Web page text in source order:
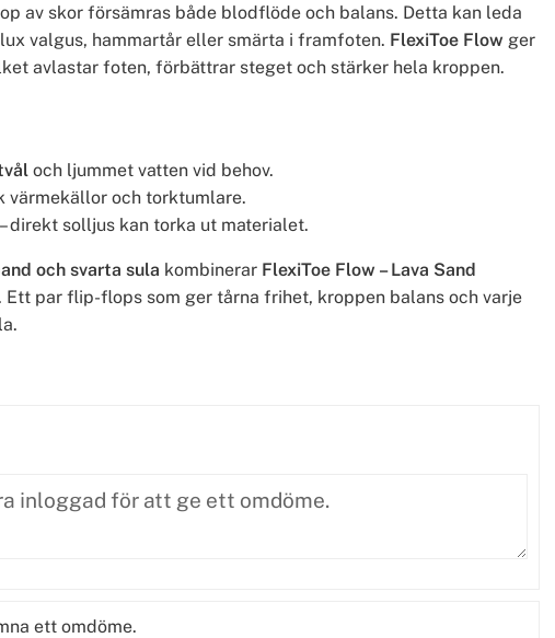
av skor försämras både blodflöde och balans. Detta kan leda
valgus, hammartår eller smärta i framfoten. FlexiToe Flow ger
avlastar foten, förbättrar steget och stärker hela kroppen.
och ljummet vatten vid behov.
värmekällor och torktumlare.
– direkt solljus kan torka ut materialet.
och svarta sula kombinerar FlexiToe Flow – Lava Sand
Ett par flip-flops som ger tårna frihet, kroppen balans och varje
ett omdöme.